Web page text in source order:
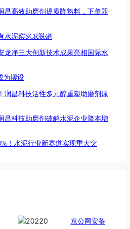
昌高效助磨剂提质降熟料，下单即
水泥窑SCR脱硝
龙净三大创新技术成果亮相国际水
为摆设
润昌科技活性多元醇重塑助磨剂原
昌科技助磨剂破解水泥企业降本增
！水泥行业新赛道实现重大突
京公网安备